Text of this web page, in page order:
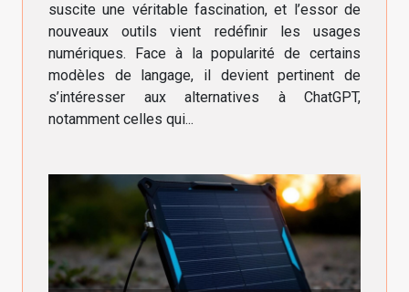
suscite une véritable fascination, et l’essor de
nouveaux outils vient redéfinir les usages
numériques. Face à la popularité de certains
modèles de langage, il devient pertinent de
s’intéresser aux alternatives à ChatGPT,
notamment celles qui...